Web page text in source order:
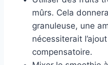
mûrs. Cela
granuleuse, une
nécessiterait
compensatoire.